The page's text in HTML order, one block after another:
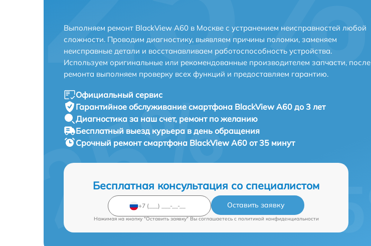
Выполняем ремонт BlackView A60 в Москве с устранением неисправностей любой
сложности. Проводим диагностику, выявляем причины поломки, заменяем
неисправные детали и восстанавливаем работоспособность устройства.
Используем оригинальные или рекомендованные производителем запчасти, после
ремонта выполняем проверку всех функций и предоставляем гарантию.
Официальный сервис
Гарантийное обслуживание смартфона BlackView A60 до 3 лет
Диагностика за наш счет, ремонт по желанию
Бесплатный выезд курьера в день обращения
Срочный ремонтсмартфона BlackView A60 от 35 минут
Бесплатная консультация со специалистом
Оставить заявку
Нажимая на кнопку "Оставить заявку" Вы соглашаетесь c политикой конфиденциальности